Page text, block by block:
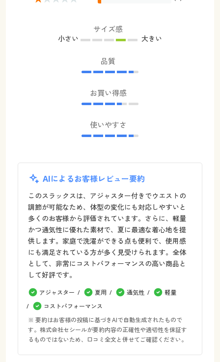
サイズ感
小さい 大きい
品質
お買い得感
使いやすさ
AIによるお客様レビュー要約
このスラックスは、アジャスター付きでウエストの
調節が可能なため、体型の変化にも対応しやすいと
多くのお客様から評価されています。さらに、軽量
かつ通気性に優れた素材で、夏に最適な着心地を提
供します。家庭で洗濯ができる点も便利で、使用感
にも満足されている方が多く見受けられます。全体
として、非常にコストパフォーマンスの高い商品と
して好評です。
アジャスター 夏用 通気性
軽量
コストパフォーマンス
※ 要約はお客様の投稿に基づきAIで自動生成されたもので
す。株式会社セシールが要約内容の正確性や適切性を保証す
るものではないため、口コミ全文と併せてご確認ください。